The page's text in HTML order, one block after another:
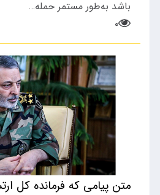
باشد به‌طور مستمر حمله…
۰
متن پیامی که فرمانده کل